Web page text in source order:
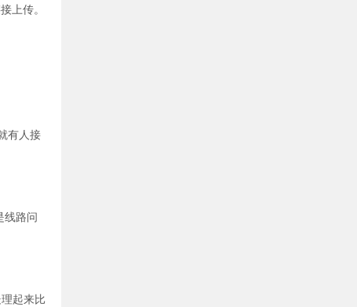
上传。
有人接
线路问
起来比